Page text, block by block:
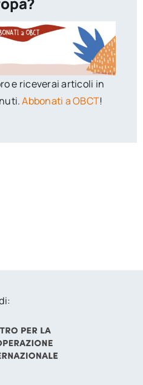
e riceverai articoli in
Abbonati a OBCT!